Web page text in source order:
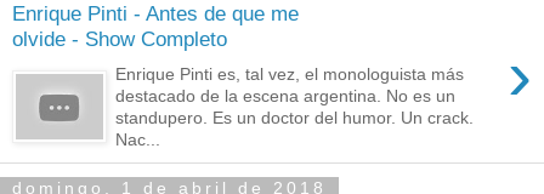
Enrique Pinti - Antes de que me
olvide - Show Completo
›
Enrique Pinti es, tal vez, el monologuista más
destacado de la escena argentina. No es un
standupero. Es un doctor del humor. Un crack.
Nac...
domingo, 1 de abril de 2018